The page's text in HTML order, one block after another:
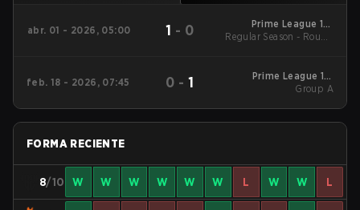
abr. 01 - 2026, 05:00 1 - 0
Prime League 1st
Division - Prime
Regular Season - Round
feb. 18 - 2026, 07:45 0 -1
Prime League 1st
Division Winter 2026
Group A
FORMA RECIENTE
8/10 W W W W W W L W W L